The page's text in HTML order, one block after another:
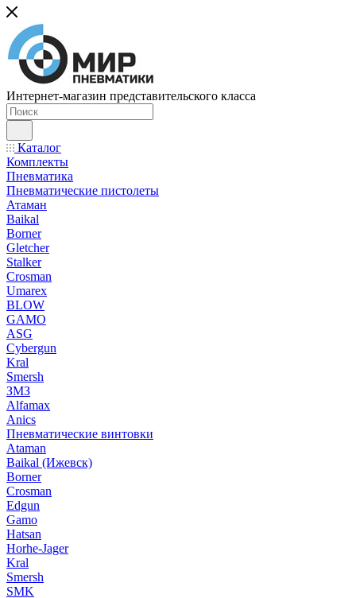
Интернет-магазин представительского класса
Каталог
Комплекты
Пневматика
Пневматические пистолеты
Атаман
Baikal
Borner
Gletcher
Stalker
Crosman
Umarex
BLOW
GAMO
ASG
Cybergun
Kral
Smersh
ЗМЗ
Alfamax
Anics
Пневматические винтовки
Ataman
Baikal (Ижевск)
Borner
Crosman
Edgun
Gamo
Hatsan
Horhe-Jager
Kral
Smersh
SMK